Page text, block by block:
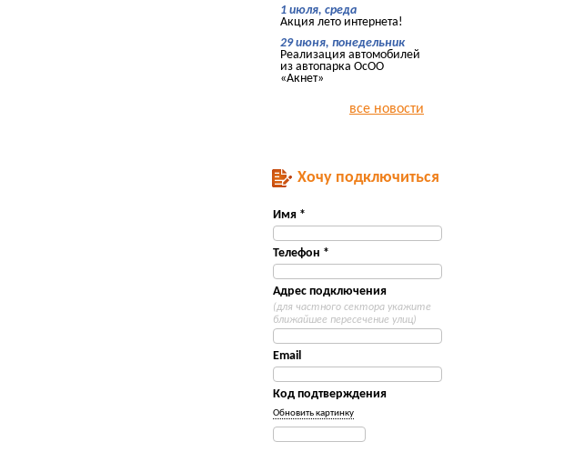
1 июля, среда
Акция лето интернета!
29 июня, понедельник
Реализация автомобилей
из автопарка ОсОО
«Акнет»
все новости
Хочу подключиться
Имя *
Телефон *
Адрес подключения
(для частного сектора укажите
ближайшее пересечение улиц)
Email
Код подтверждения
Обновить картинку